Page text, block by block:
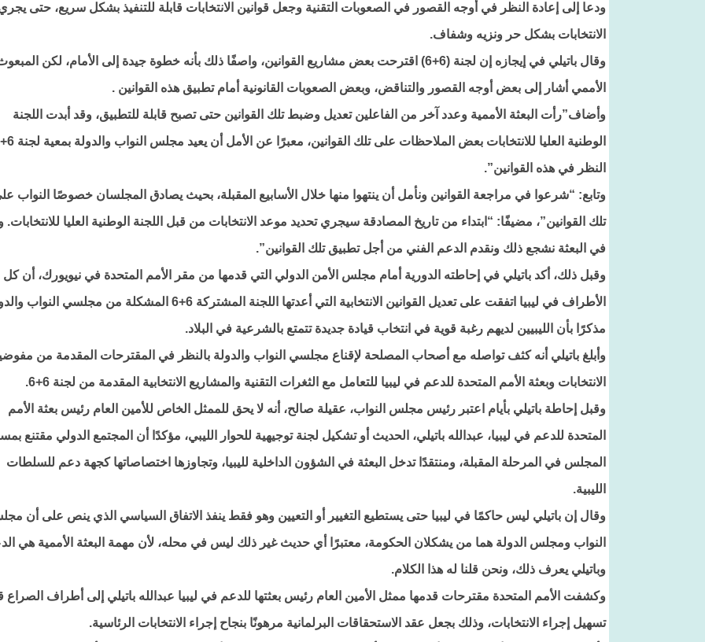
ودعا إلى إعادة النظر في أوجه القصور في الصعوبات التقنية وجعل قوانين الانتخابات قابلة للتنفيذ بشكل سريع، حتى
الانتخابات بشكل حر ونزيه وشفاف.
وقال باتيلي في إيجازه إن لجنة (6+6) اقترحت بعض مشاريع القوانين، واصفًا ذلك بأنه خطوة جيدة إلى الأمام، لكن
الأممي أشار إلى بعض أوجه القصور والتناقض، وبعض الصعوبات القانونية أمام تطبيق هذه القوانين .
وأضاف”رأت البعثة الأممية وعدد آخر من الفاعلين تعديل وضبط تلك القوانين حتى تصبح قابلة للتطبيق، وقد أبدت اللجنة
النظر في هذه القوانين”.
وتابع: “شرعوا في مراجعة القوانين ونأمل أن ينتهوا منها خلال الأسابيع المقبلة، بحيث يصادق المجلسان خصوصًا النواب
تلك القوانين”، مضيفًا: “ابتداء من تاريخ المصادقة سيجري تحديد موعد الانتخابات من قبل اللجنة الوطنية العليا للانتخابات.
في البعثة نشجع ذلك ونقدم الدعم الفني من أجل تطبيق تلك القوانين”.
وقبل ذلك، أكد باتيلي في إحاطته الدورية أمام مجلس الأمن الدولي التي قدمها من مقر الأمم المتحدة في نيويورك، أن كل
الأطراف في ليبيا اتفقت على تعديل القوانين الانتخابية التي أعدتها اللجنة المشتركة 6+6 المشكلة من مجلسي
مذكرًا بأن الليبيين لديهم رغبة قوية في انتخاب قيادة جديدة تتمتع بالشرعية في البلاد.
وأبلغ باتيلي أنه كثف تواصله مع أصحاب المصلحة لإقناع مجلسي النواب والدولة بالنظر في المقترحات المقدمة من
الانتخابات وبعثة الأمم المتحدة للدعم في ليبيا للتعامل مع الثغرات التقنية والمشاريع الانتخابية المقدمة من لجنة 6+6.
وقبل إحاطة باتيلي بأيام اعتبر رئيس مجلس النواب، عقيلة صالح، أنه لا يحق للممثل الخاص للأمين العام رئيس بعثة الأمم
المتحدة للدعم في ليبيا، عبدالله باتيلي، الحديث أو تشكيل لجنة توجيهية للحوار الليبي، مؤكدًا أن المجتمع الدولي مقتنع
المجلس في المرحلة المقبلة، ومنتقدًا تدخل البعثة في الشؤون الداخلية لليبيا، وتجاوزها اختصاصاتها كجهة دعم للسلطات
الليبية.
وقال إن باتيلي ليس حاكمًا في ليبيا حتى يستطيع التغيير أو التعيين وهو فقط ينفذ الاتفاق السياسي الذي ينص على أن
النواب ومجلس الدولة هما من يشكلان الحكومة، معتبرًا أي حديث غير ذلك ليس في محله، لأن مهمة البعثة الأممية هي
وباتيلي يعرف ذلك، ونحن قلنا له هذا الكلام.
وكشفت الأمم المتحدة مقترحات قدمها ممثل الأمين العام رئيس بعثتها للدعم في ليبيا عبدالله باتيلي إلى أطراف
تسهيل إجراء الانتخابات، وذلك بجعل عقد الاستحقاقات البرلمانية مرهونًا بنجاح إجراء الانتخابات الرئاسية.